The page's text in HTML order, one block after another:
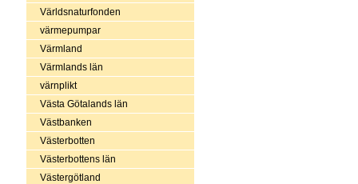
Världsnaturfonden
värmepumpar
Värmland
Värmlands län
värnplikt
Västa Götalands län
Västbanken
Västerbotten
Västerbottens län
Västergötland